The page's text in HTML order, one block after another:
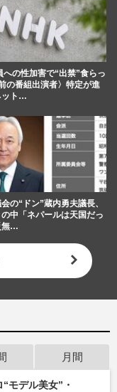
への性加害で“出禁”食らっ
の番組出演者〉特定が進
ット…
の“ドン”蔵内勇夫議長、
中「ネパールは天国だっ
無…
月間
モデル美女”・